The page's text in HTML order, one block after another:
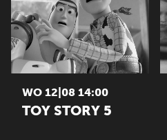
WO 12|08 14:00
TOY STORY 5